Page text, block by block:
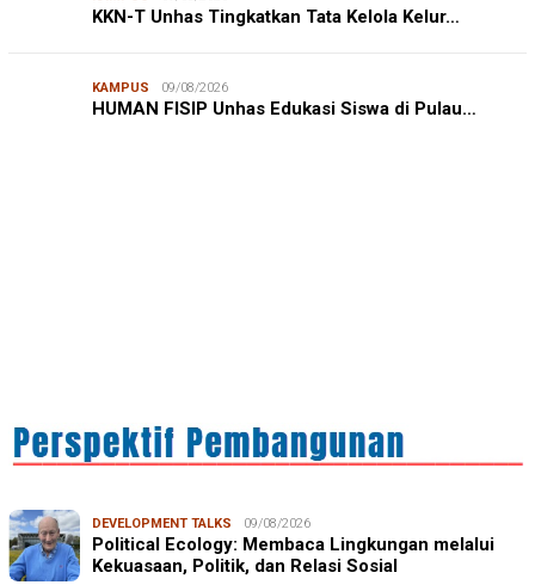
KKN-T Unhas Tingkatkan Tata Kelola Kelur…
KAMPUS 09/08/2026
HUMAN FISIP Unhas Edukasi Siswa di Pulau…
JURNALISME WARGA 08/08/2026
DEVELOPMENT TALKS 09/08/2026
Political Ecology: Membaca Lingkungan melalui
Kekuasaan, Politik, dan Relasi Sosial